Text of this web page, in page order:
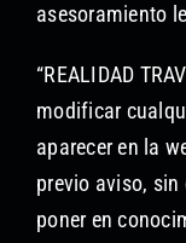
asesoramiento
“REALIDAD
modificar
aparecer en la
previo aviso,
poner en